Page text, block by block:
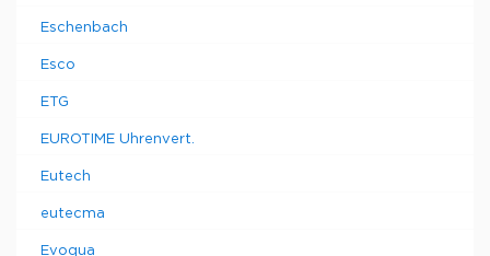
Eschenbach
Esco
ETG
EUROTIME Uhrenvert.
Eutech
eutecma
Evoqua